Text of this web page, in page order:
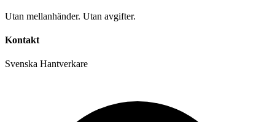
Utan mellanhänder. Utan avgifter.
Kontakt
Svenska Hantverkare